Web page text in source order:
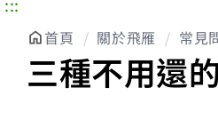
首頁 關於飛雁 常見
三種不用還